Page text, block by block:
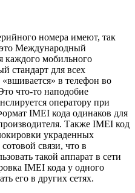
номера имеют, так
Международный
каждого мобильного
стандарт для всех
в телефон во
что-то наподобие
оператору при
IMEI кода одинаков для
Также IMEI код
украденных
связи, что в
такой аппарат в сети
IMEI кода у одного
его в других сетях.